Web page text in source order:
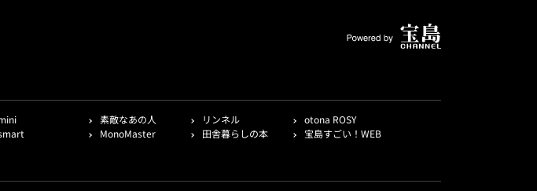
素敵なあの人 リンネル
otona ROSY
MonoMaster 田舎暮らしの本
宝島すごい！WEB